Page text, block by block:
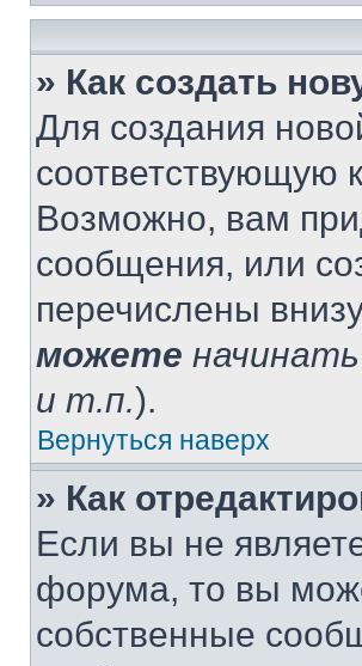
» Как создать
Для создания
соответствующую
Возможно, вам
сообщения, или
перечислены
можете
и т.п.).
Вернуться наверх
» Как
Если вы не
форума, то вы
собственные